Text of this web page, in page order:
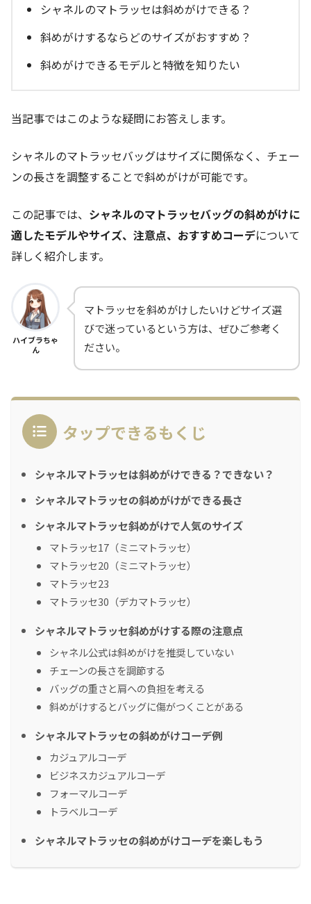
シャネルのマトラッセは斜めがけできる？
斜めがけするならどのサイズがおすすめ？
斜めがけできるモデルと特徴を知りたい
当記事ではこのような疑問にお答えします。
シャネルのマトラッセバッグはサイズに関係なく、チェー
ンの長さを調整することで斜めがけが可能です。
この記事では、 シャネルのマトラッセバッグの斜めがけに
適したモデルやサイズ、注意点、おすすめコーデについて
詳しく紹介します。
ハイブラちゃ
ん
マトラッセを斜めがけしたいけどサイズ選
びで迷っているという方は、ぜひご参考く
ださい。
タップできるもくじ
シャネルマトラッセは斜めがけできる？できない？
シャネルマトラッセの斜めがけができる長さ
シャネルマトラッセ斜めがけで人気のサイズ
マトラッセ17（ミニマトラッセ）
マトラッセ20（ミニマトラッセ）
マトラッセ23
マトラッセ30（デカマトラッセ）
シャネルマトラッセ斜めがけする際の注意点
シャネル公式は斜めがけを推奨していない
チェーンの長さを調節する
バッグの重さと肩への負担を考える
斜めがけするとバッグに傷がつくことがある
シャネルマトラッセの斜めがけコーデ例
カジュアルコーデ
ビジネスカジュアルコーデ
フォーマルコーデ
トラベルコーデ
シャネルマトラッセの斜めがけコーデを楽しもう